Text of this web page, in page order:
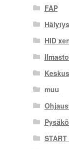
FAP
HID
muu
START